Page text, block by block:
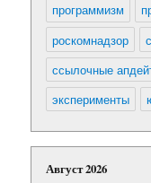
программизм
роскомнадзор
ссылочные
эксперименты
Август 2026